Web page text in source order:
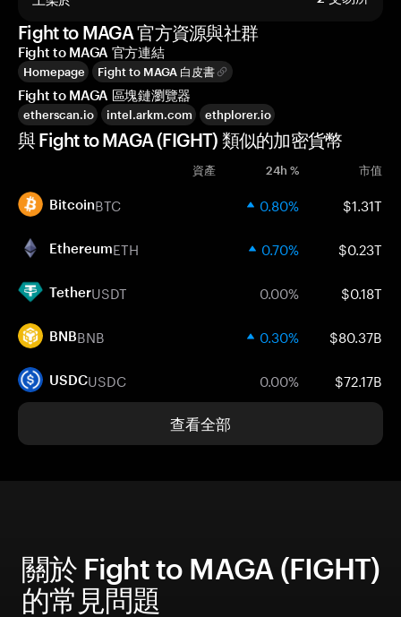
Fight to MAGA 官方資源與社群
Fight to MAGA 官方連結
Homepage Fight to MAGA 白皮書
Fight to MAGA 區塊鏈瀏覽器
etherscan.io intel.arkm.com ethplorer.io
與 Fight to MAGA (FIGHT) 類似的加密貨幣
資產 24h % 市值
BitcoinBTC 0.80% $1.31T
EthereumETH 0.70% $0.23T
TetherUSDT 0.00% $0.18T
BNBBNB 0.30% $80.37B
USDCUSDC 0.00% $72.17B
查看全部
關於 Fight to MAGA (FIGHT)
的常見問題